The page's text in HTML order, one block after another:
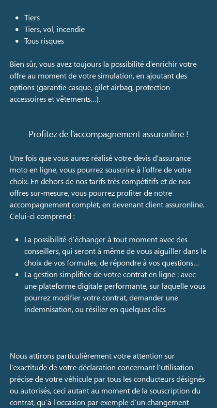
Tiers
Tiers, vol, incendie
Tous risques
Bien sûr, vous avez toujours la possibilité d’enrichir votre
offre au moment de votre simulation, en ajoutant des
options (garantie casque, gilet airbag, protection
accessoires et vêtements…).
Profitez de l’accompagnement assuronline !
Une fois que vous aurez réalisé votre devis d’assurance
moto en ligne, vous pourrez souscrire à l’offre de votre
choix. En dehors de nos tarifs très compétitifs et de nos
offres sur-mesure, vous pourrez profiter de notre
accompagnement complet, en devenant client assuronline.
Celui-ci comprend :
La possibilité d’échanger à tout moment avec des
conseillers, qui seront à même de vous aiguiller dans le
choix de vos formules, de répondre à vos questions…
La gestion simplifiée de votre contrat en ligne : avec
une plateforme digitale performante, sur laquelle vous
pourrez modifier votre contrat, demander une
indemnisation, ou résilier en quelques clics
Nous attirons particulièrement votre attention sur
l’exactitude de votre déclaration concernant l’utilisation
précise de votre véhicule par tous les conducteurs désignés
ou autorisés, ceci autant au moment de la souscription du
contrat, qu’à l’occasion par exemple d’un changement